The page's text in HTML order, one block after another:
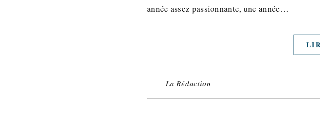
année assez passionnante, une année…
La Rédaction